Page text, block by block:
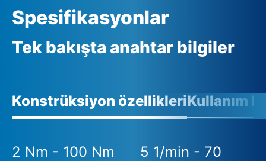
Spesifikasyonlar
Tek bakışta anahtar bilgiler
Konstrüksiyon özellikleriKullanım
2 Nm - 100 Nm
5 1/min - 70